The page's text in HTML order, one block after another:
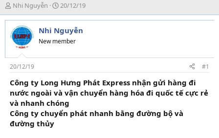
T
h
r
e
a
d
s
t
a
r
t
e
r
Nhi Nguyễn
N
g
à
y
g
i
20/12/19
Nhi Nguyễn
New member
20/12/19 #1
Công ty Long Hưng Phát Express nhận gửi hàng đi
nước ngoài và vận chuyển hàng hóa đi quốc tế cực rẻ
và nhanh chóng
Công ty chuyển phát nhanh bằng đường bộ và
đường thủy